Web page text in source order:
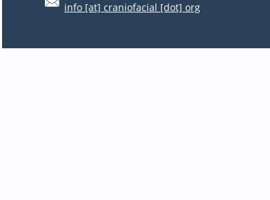
info [at] craniofacial [dot] org